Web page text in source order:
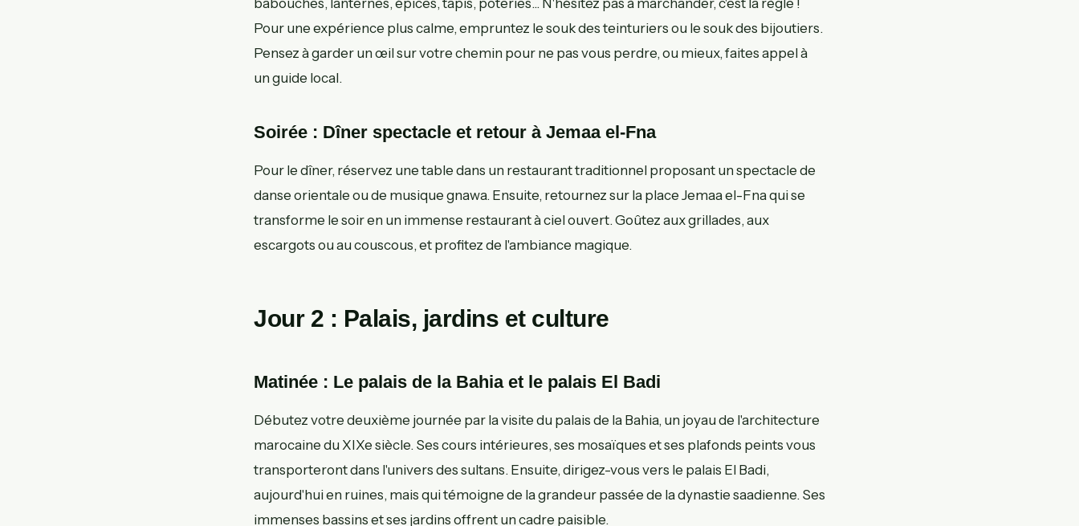
Pour une expérience plus calme, empruntez le souk des teinturiers ou le souk des bijoutiers.
Pensez à garder un œil sur votre chemin pour ne pas vous perdre, ou mieux, faites appel à
un guide local.
Soirée : Dîner spectacle et retour à Jemaa el-Fna
Pour le dîner, réservez une table dans un restaurant traditionnel proposant un spectacle de
danse orientale ou de musique gnawa. Ensuite, retournez sur la place Jemaa el-Fna qui se
transforme le soir en un immense restaurant à ciel ouvert. Goûtez aux grillades, aux
escargots ou au couscous, et profitez de l'ambiance magique.
Jour 2 : Palais, jardins et culture
Matinée : Le palais de la Bahia et le palais El Badi
Débutez votre deuxième journée par la visite du palais de la Bahia, un joyau de l'architecture
marocaine du XIXe siècle. Ses cours intérieures, ses mosaïques et ses plafonds peints vous
transporteront dans l'univers des sultans. Ensuite, dirigez-vous vers le palais El Badi,
aujourd'hui en ruines, mais qui témoigne de la grandeur passée de la dynastie saadienne. Ses
immenses bassins et ses jardins offrent un cadre paisible.